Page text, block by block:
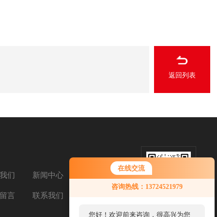
在线交流
咨询热线：13724521979
您好！欢迎前来咨询，很高兴为您
返回列表
们 新闻中心
言 联系我们